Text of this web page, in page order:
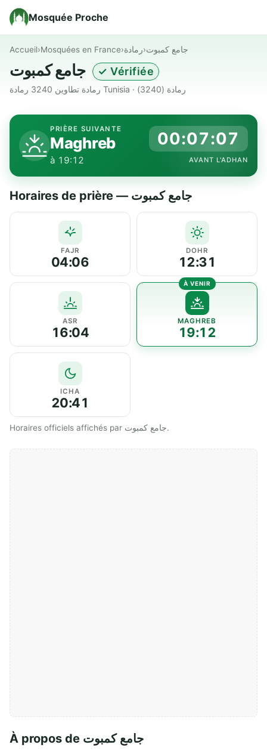
Mosquée Proche
Accueil›Mosquées en France›رمادة›جامع كمبوت
جامع كمبوت ✓ Vérifiée
رمادة تطاوين 3240 رمادة Tunisia · رمادة (3240)
PRIÈRE SUIVANTE
Maghreb
à 19:12
00:07:07
AVANT L'ADHAN
Horaires de prière — جامع كمبوت
FAJR
04:06
DOHR
12:31
ASR
16:04
MAGHREB
19:12
ICHA
20:41
Horaires officiels affichés par جامع كمبوت.
À propos de جامع كمبوت